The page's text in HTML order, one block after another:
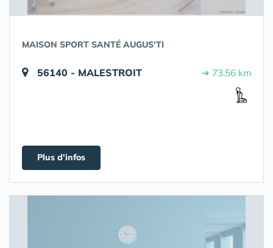
MAISON SPORT SANTÉ AUGUS'TI
56140 - MALESTROIT ➔ 73.56 km
Plus d'infos